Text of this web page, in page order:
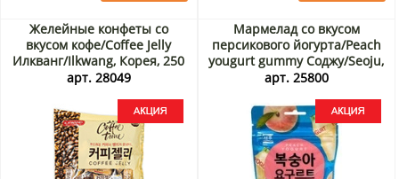
Желейные конфеты со
вкусом кофе/Coffee Jelly
Илкванг/Ilkwang, Корея, 250
г Акция
арт. 28049
Мармелад со вкусом
персикового йогурта/Peach
yougurt gummy Соджу/Seoju,
Корея, 50 г Акция
арт. 25800